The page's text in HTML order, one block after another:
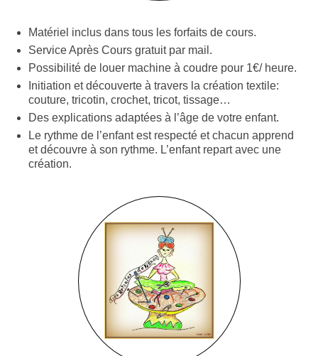
Matériel inclus dans tous les forfaits de cours.
Service Après Cours gratuit par mail.
Possibilité de louer machine à coudre pour 1€/ heure.
Initiation et découverte à travers la création textile:
couture, tricotin, crochet, tricot, tissage…
Des explications adaptées à l’âge de votre enfant.
Le rythme de l’enfant est respecté et chacun apprend
et découvre à son rythme. L’enfant repart avec une
création.